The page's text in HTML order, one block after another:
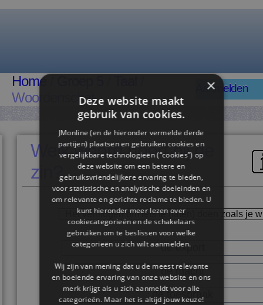
Home
Woordenschat
Aanmelden
Welk woord hoort bij de
zin?
Het vermogen om iets te (laten) doen zoals je
de export
de macht
de toespraak
×
Deze website maakt
gebruik van cookies.
JMonline (en de hieronder vermelde derde
partijen) plaatsen en gebruiken cookies en
vergelijkbare technologieën (“cookies”) op
deze website om een ​​betere en
gebruiksvriendelijkere ervaring te bieden,
voor statistische en analytische doeleinden en
om relevante en gerichte reclame te bieden. U
kunt hieronder meer lezen over
cookiecategorieën en de schakelaars
gebruiken om te beslissen voor welke
categorieën u zich wilt aanmelden.
Wij zijn van mening dat u de meest relevante
en boeiende ervaring van onze website en ons
merk krijgt als u zich aanmeldt voor alle
categorieën. Maar het is altijd jouw keuze!